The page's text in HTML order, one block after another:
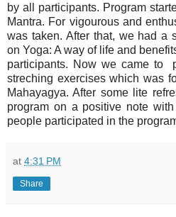
by all participants. Program
Mantra. For vigourous and
was taken. After that, we had a
on Yoga: A way of life and
participants. Now we came to
streching exercises which was
Mahayagya. After some lite
program on a positive note
people participated in the
at 4:31 PM
Share